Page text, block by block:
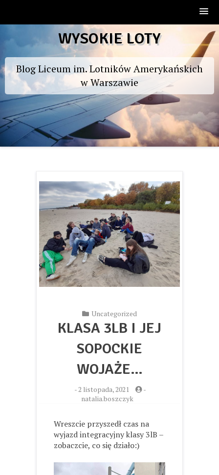
to
WYSOKIE LOTY
Blog Liceum im. Lotników Amerykańskich
w Warszawie
Uncategorized
KLASA 3LB I JEJ
SOPOCKIE
WOJAŻE…
-2 listopada, 2021
-
natalia.boszczyk
Wreszcie przyszedł czas na
wyjazd integracyjny klasy 3lB –
zobaczcie, co się działo:)